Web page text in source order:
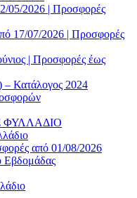
05/2026 | Προσφορές
17/07/2026 | Προσφορές
| Προσφορές έως
– Κατάλογος 2024
από 01/08/2026
Εβδομάδας